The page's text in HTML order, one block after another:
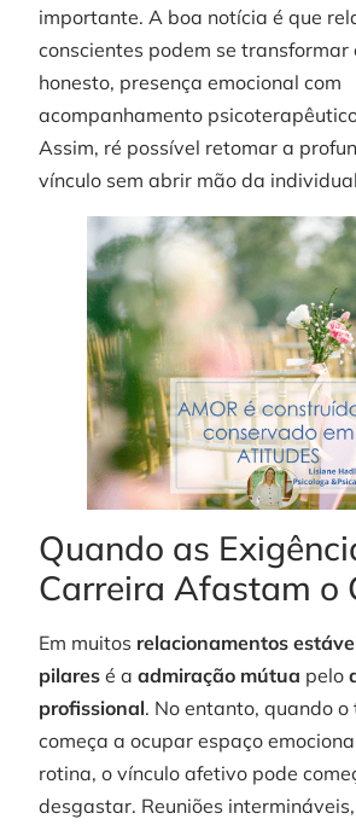
importante. A boa notícia é que
conscientes podem se transformar
honesto, presença emocional com
acompanhamento
Assim, ré possível retomar a
vínculo sem abrir mão da
Quando as
Carreira Afastam o
Em muitos relacionamentos
pilares é aadmiração mútua pelo
profissional. No entanto, quando
começa a ocupar espaço
rotina, o vínculo afetivo pode
desgastar. Reuniões